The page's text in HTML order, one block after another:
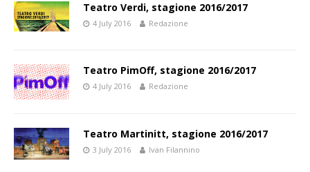
Teatro Verdi, stagione 2016/2017
4 July 2016 Redazione
Teatro PimOff, stagione 2016/2017
4 July 2016 Redazione
Teatro Martinitt, stagione 2016/2017
3 July 2016 Ivan Filannino